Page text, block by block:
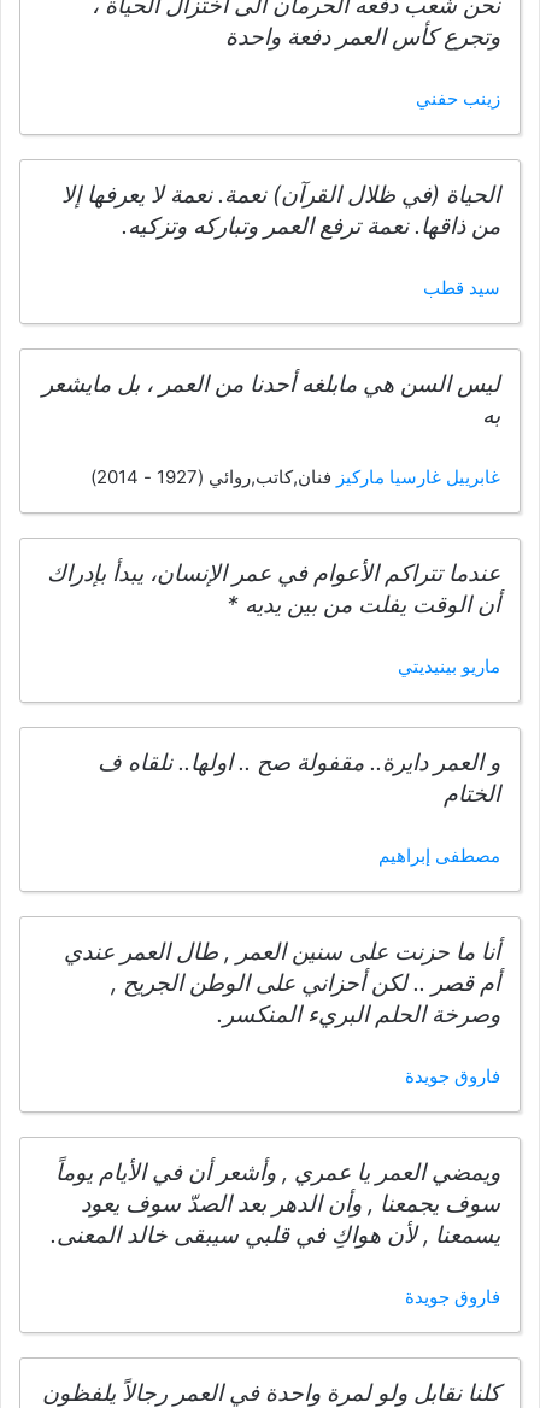
وتجرع كأس العمر دفعة واحدة
زينب حفني
الحياة (في ظلال القرآن) نعمة. نعمة لا يعرفها إلا
من ذاقها. نعمة ترفع العمر وتباركه وتزكيه.
سيد قطب
ليس السن هي مابلغه أحدنا من العمر ، بل مايشعر
به
غابرييل غارسيا ماركيز فنان,كاتب,روائي (1927 - 2014)
عندما تتراكم الأعوام في عمر الإنسان، يبدأ بإدراك
أن الوقت يفلت من بين يديه *
ماريو بينيديتي
و العمر دايرة.. مقفولة صح .. اولها.. نلقاه ف
الختام
مصطفى إبراهيم
أنا ما حزنت على سنين العمر , طال العمر عندي
أم قصر .. لكن أحزاني على الوطن الجريح ,
وصرخة الحلم البريء المنكسر.
فاروق جويدة
ويمضي العمر يا عمري , وأشعر أن في الأيام يوماً
سوف يجمعنا , وأن الدهر بعد الصدّ سوف يعود
يسمعنا , لأن هواكِ في قلبي سيبقى خالد المعنى.
فاروق جويدة
كلنا نقابل ولو لمرة واحدة في العمر رجالاً يلفظون